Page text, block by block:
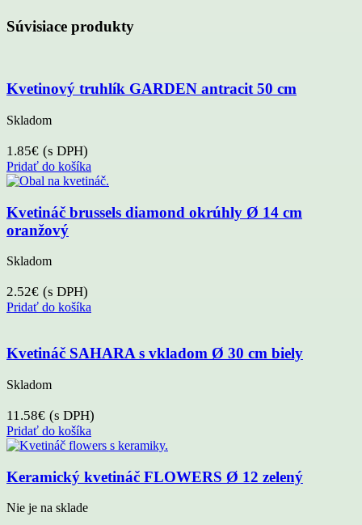
Súvisiace produkty
Kvetinový truhlík GARDEN antracit 50 cm
Skladom
1.85€ (s DPH)
Pridať do košíka
Kvetináč brussels diamond okrúhly Ø 14 cm
oranžový
Skladom
2.52€ (s DPH)
Pridať do košíka
Kvetináč SAHARA s vkladom Ø 30 cm biely
Skladom
11.58€ (s DPH)
Pridať do košíka
Keramický kvetináč FLOWERS Ø 12 zelený
Nie je na sklade